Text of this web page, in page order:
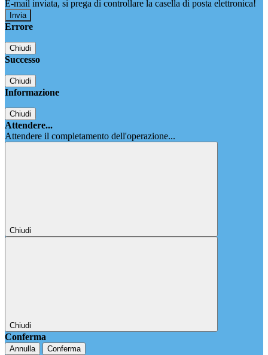
E-mail inviata, si prega di controllare la casella di posta elettronica!
Errore
Chiudi
Successo
Chiudi
Informazione
Chiudi
Attendere...
Attendere il completamento dell'operazione...
Chiudi
Chiudi
Conferma
Annulla Conferma